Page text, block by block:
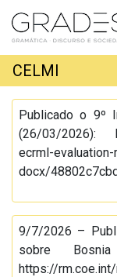
CELMI
Publicado o 9º
(26/03/2026):
ecrml-
docx/
9/7/2026 –
sobre
https://